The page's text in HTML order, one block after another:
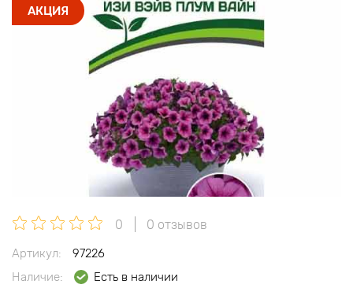
АКЦИЯ
0 0 отзывов
Артикул:
97226
Наличие:
Есть в наличии